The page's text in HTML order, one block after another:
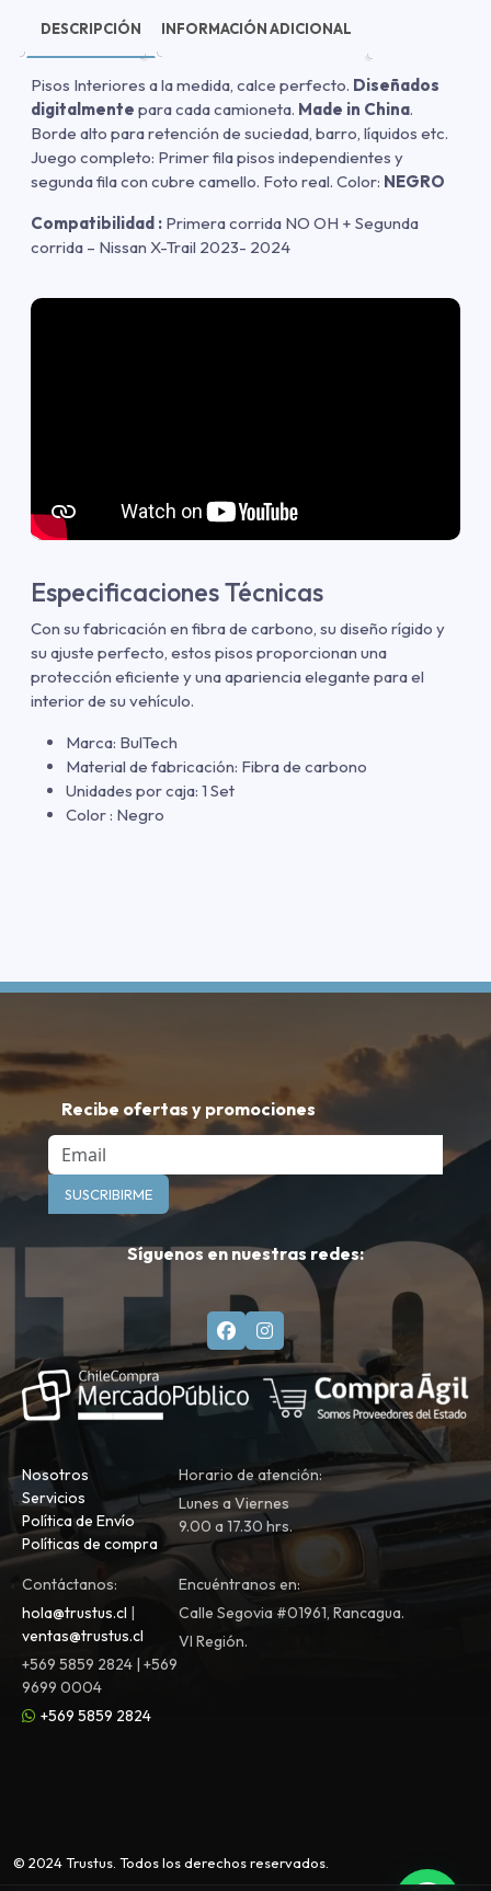
DESCRIPCIÓN INFORMACIÓN ADICIONAL
Pisos Interiores a la medida, calce perfecto. Diseñados
digitalmente para cada camioneta. Made in China.
Borde alto para retención de suciedad, barro, líquidos etc.
Juego completo: Primer fila pisos independientes y
segunda fila con cubre camello. Foto real. Color: NEGRO
Compatibilidad : Primera corrida NO OH + Segunda
corrida – Nissan X-Trail 2023- 2024
Especificaciones Técnicas
Con su fabricación en fibra de carbono, su diseño rígido y
su ajuste perfecto, estos pisos proporcionan una
protección eficiente y una apariencia elegante para el
interior de su vehículo.
Marca: BulTech
Material de fabricación: Fibra de carbono
Unidades por caja: 1 Set
Color : Negro
Recibe ofertas y promociones
Email
SUSCRIBIRME
Síguenos en nuestras redes:
Nosotros
Servicios
Política de Envío
Políticas de compra
Horario de atención:
Lunes a Viernes
9.00 a 17.30 hrs.
Contáctanos:
hola@trustus.cl |
ventas@trustus.cl
+569 5859 2824 | +569
9699 0004
+569 5859 2824
Encuéntranos en:
Calle Segovia #01961, Rancagua.
VI Región.
© 2024 Trustus. Todos los derechos reservados.